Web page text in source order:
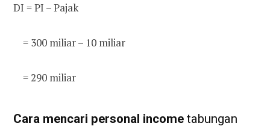
DI = PI – Pajak
= 300 miliar – 10 miliar
= 290 miliar
Cara mencari personal income tabungan